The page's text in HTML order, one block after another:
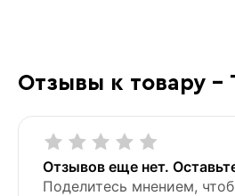
Отзывы к товару -
Отзывов еще нет.
Поделитесь мнением,